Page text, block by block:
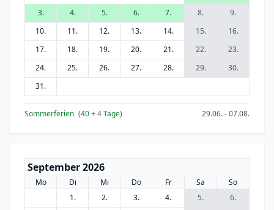
3.
4. 5. 6. 7. 8.
9.
10.
11. 12. 13. 14. 15.
16.
17.
18. 19. 20. 21. 22.
23.
24.
25. 26. 27. 28. 29.
30.
31.
Sommerferien (40+ 4Tage) 29.06. - 07.08.
September 2026
Mo Di Mi Do Fr Sa
So
1.
2. 3. 4. 5.
6.